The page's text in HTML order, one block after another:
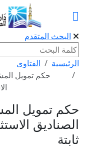
البحث المتقدم
الرئيسية
الفتاوى
حكم تمويل
حكم تمويل
الصناديق
ثابتة